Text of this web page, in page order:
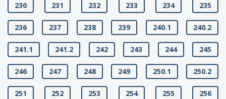
230 231 232 233 234 235
236 237 238 239 240.1 240.2
241.1 241.2 242 243 244 245
246 247 248 249 250.1 250.2
251 252 253 254 255 256